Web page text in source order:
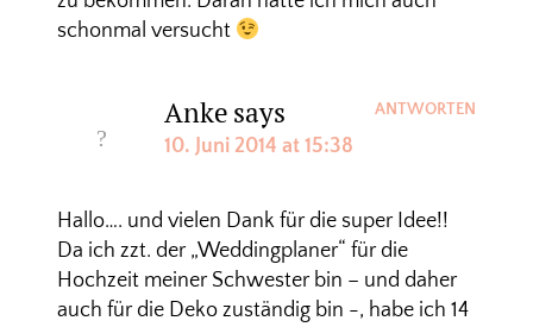
schonmal versucht
Ankesays
10. Juni 2014 at 15:38
Hallo…. und vielen Dank für die super Idee!!
Da ich zzt. der „Weddingplaner“ für die
Hochzeit meiner Schwester bin – und daher
auch für die Deko zuständig bin -, habe ich 14
ANTWORTEN